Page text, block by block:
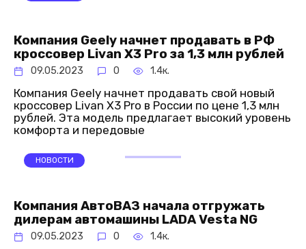
Компания Geely начнет продавать в РФ
кроссовер Livan X3 Pro за 1,3 млн рублей
09.05.2023 0 1.4к.
Компания Geely начнет продавать свой новый
кроссовер Livan X3 Pro в России по цене 1,3 млн
рублей. Эта модель предлагает высокий уровень
комфорта и передовые
НОВОСТИ
Компания АвтоВАЗ начала отгружать
дилерам автомашины LADA Vesta NG
09.05.2023 0 1.4к.